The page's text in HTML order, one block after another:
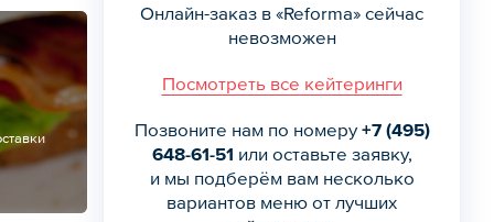
Онлайн-заказ в «Reforma» сейчас
невозможен
Посмотреть все кейтеринги
Позвоните нам по номеру +7 (495)
648-61-51 или оставьте заявку,
и мы подберём вам несколько
вариантов меню от лучших